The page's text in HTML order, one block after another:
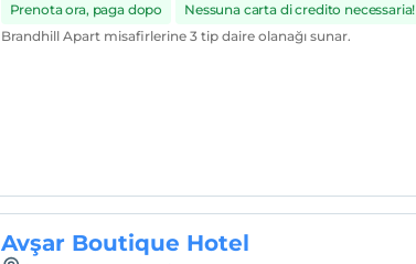
Prenota ora, paga dopo
Nessuna carta di credito necessaria!
Brandhill Apart misafirlerine 3 tip daire olanağı sunar.
Avşar Boutique Hotel